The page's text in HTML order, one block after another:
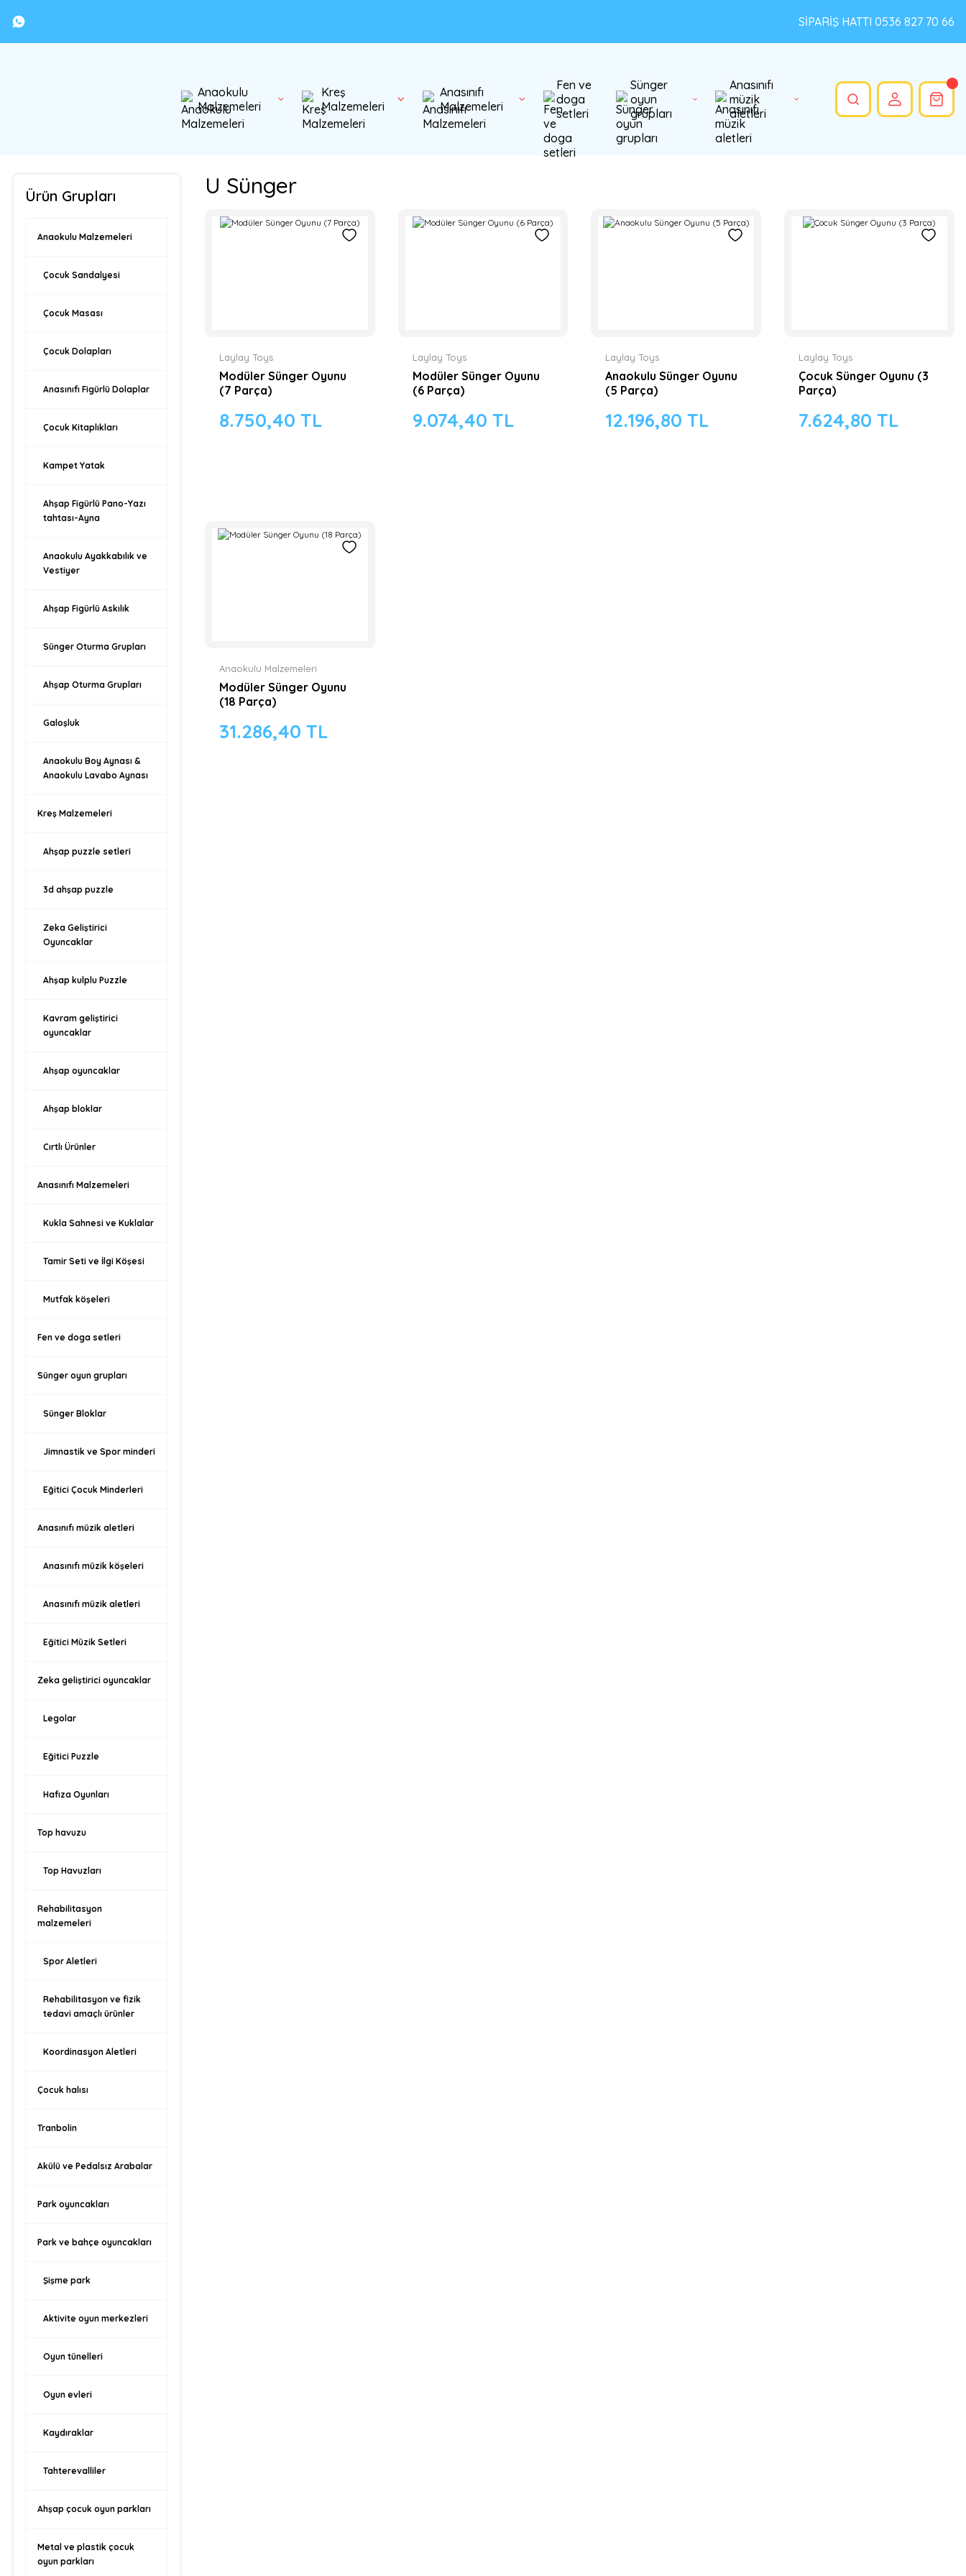
SİPARİŞ HATTI 0536 827 70 66
Anaokulu
Malzemeleri
Kreş
Malzemeleri
Anasınıfı
Malzemeleri
Fen ve
doga
setleri
Sünger
oyun
grupları
Anasınıfı
müzik
aletleri
Ürün Grupları
Anaokulu Malzemeleri
Çocuk Sandalyesi
Çocuk Masası
Çocuk Dolapları
Anasınıfı Figürlü Dolaplar
Çocuk Kitaplıkları
Kampet Yatak
Ahşap Figürlü Pano-Yazı
tahtası-Ayna
Anaokulu Ayakkabılık ve
Vestiyer
Ahşap Figürlü Askılık
Sünger Oturma Grupları
Ahşap Oturma Grupları
Galoşluk
Anaokulu Boy Aynası &
Anaokulu Lavabo Aynası
Kreş Malzemeleri
Ahşap puzzle setleri
3d ahşap puzzle
Zeka Geliştirici
Oyuncaklar
Ahşap kulplu Puzzle
Kavram geliştirici
oyuncaklar
Ahşap oyuncaklar
Ahşap bloklar
Cırtlı Ürünler
Anasınıfı Malzemeleri
Kukla Sahnesi ve Kuklalar
Tamir Seti ve İlgi Köşesi
Mutfak köşeleri
Fen ve doga setleri
Sünger oyun grupları
Sünger Bloklar
Jimnastik ve Spor minderi
Eğitici Çocuk Minderleri
Anasınıfı müzik aletleri
Anasınıfı müzik köşeleri
Anasınıfı müzik aletleri
Eğitici Müzik Setleri
Zeka geliştirici oyuncaklar
Legolar
Eğitici Puzzle
Hafıza Oyunları
Top havuzu
Top Havuzları
Rehabilitasyon
malzemeleri
Spor Aletleri
Rehabilitasyon ve fizik
tedavi amaçlı ürünler
Koordinasyon Aletleri
Çocuk halısı
Tranbolin
Akülü ve Pedalsız Arabalar
Park oyuncakları
Park ve bahçe oyuncakları
Şişme park
Aktivite oyun merkezleri
Oyun tünelleri
Oyun evleri
Kaydıraklar
Tahterevalliler
Ahşap çocuk oyun parkları
Metal ve plastik çocuk
oyun parkları
U Sünger
Laylay Toys
Modüler Sünger Oyunu
(7 Parça)
8.750,40 TL
Laylay Toys
Modüler Sünger Oyunu
(6 Parça)
9.074,40 TL
Laylay Toys
Anaokulu Sünger Oyunu
(5 Parça)
12.196,80 TL
Laylay Toys
Çocuk Sünger Oyunu (3
Parça)
7.624,80 TL
Anaokulu Malzemeleri
Modüler Sünger Oyunu
(18 Parça)
31.286,40 TL